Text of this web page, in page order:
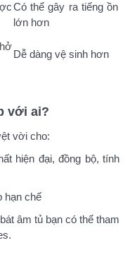
Có thể gây ra tiếng ồn
lớn hơn
Dễ dàng vệ sinh hơn
với ai?
vời cho:
hiện đại, đồng bộ, tính
hạn chế
âm tủ bạn có thể tham